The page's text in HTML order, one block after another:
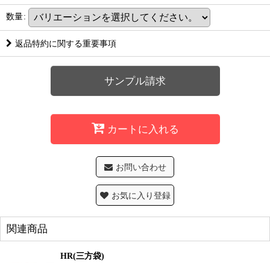
数量:
返品特約に関する重要事項
サンプル請求
カートに入れる
お問い合わせ
お気に入り登録
関連商品
HR(三方袋)